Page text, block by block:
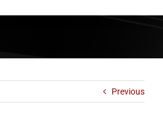
Previous